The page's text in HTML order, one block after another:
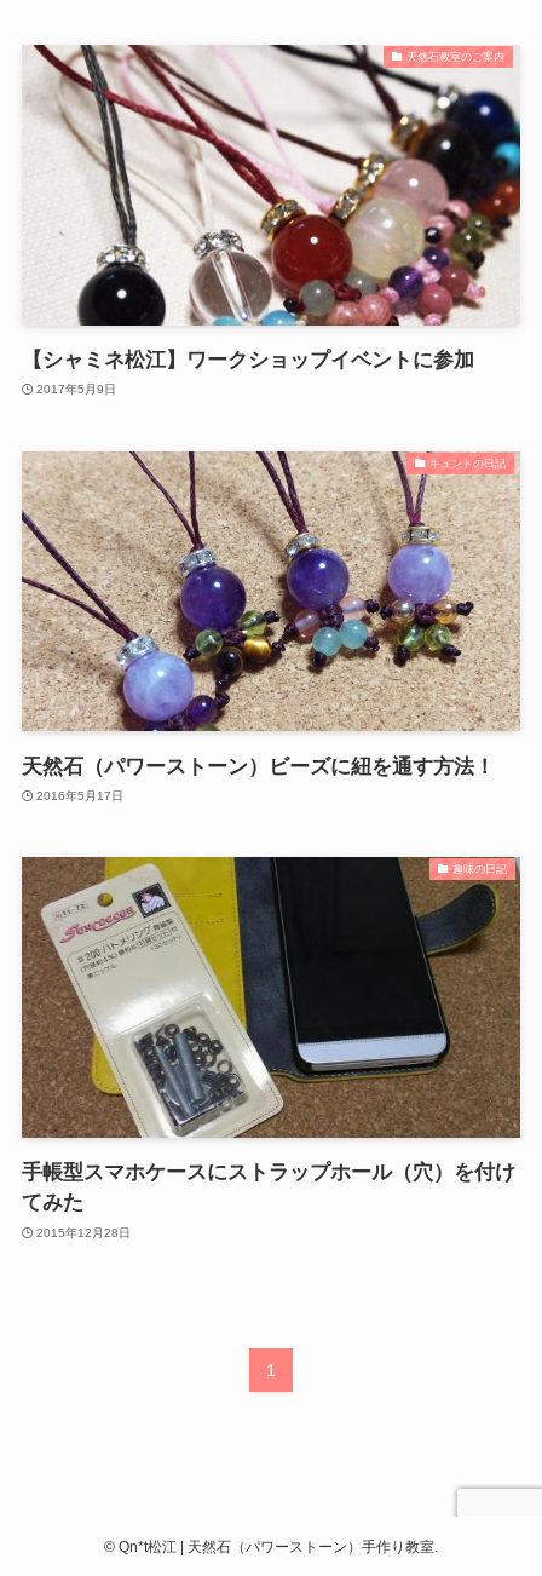
天然石教室のご案内
【シャミネ松江】ワークショップイベントに参加
2017年5月9日
キュントの日記
天然石（パワーストーン）ビーズに紐を通す方法！
2016年5月17日
趣味の日記
手帳型スマホケースにストラップホール（穴）を付け
てみた
2015年12月28日
1
© Qn*t松江 | 天然石（パワーストーン）手作り教室.